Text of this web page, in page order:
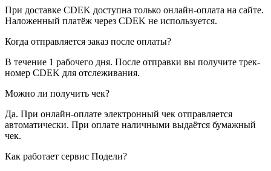
При доставке CDEK доступна только онлайн-оплата на сайте.
Наложенный платёж через CDEK не используется.
Когда отправляется заказ после оплаты?
В течение 1 рабочего дня. После отправки вы получите трек-
номер CDEK для отслеживания.
Можно ли получить чек?
Да. При онлайн-оплате электронный чек отправляется
автоматически. При оплате наличными выдаётся бумажный
чек.
Как работает сервис Подели?